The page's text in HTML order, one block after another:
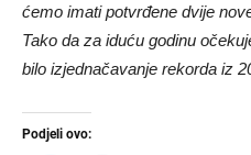
ćemo imati potvrđene dvije
Tako da za iduću godinu
bilo izjednačavanje rekorda iz
Podjeli ovo: